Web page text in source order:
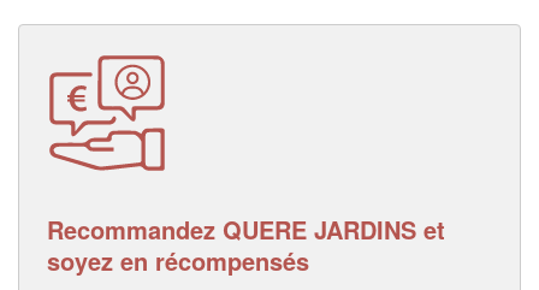
Recommandez QUERE JARDINS et
soyez en récompensés